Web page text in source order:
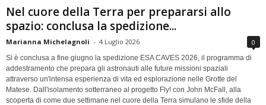
Nel cuore della Terra per prepararsi allo
spazio: conclusa la spedizione...
Marianna Michelagnoli - 4 Luglio 2026 0
Si è conclusa a fine giugno la spedizione ESA CAVES 2026, il programma di
addestramento che prepara gli astronauti alle future missioni spaziali
attraverso un'intensa esperienza di vita ed esplorazione nelle Grotte del
Matese. Dall'isolamento sotterraneo al progetto Fly! con John McFall, alla
scoperta di come due settimane nel cuore della Terra simulano le sfide della